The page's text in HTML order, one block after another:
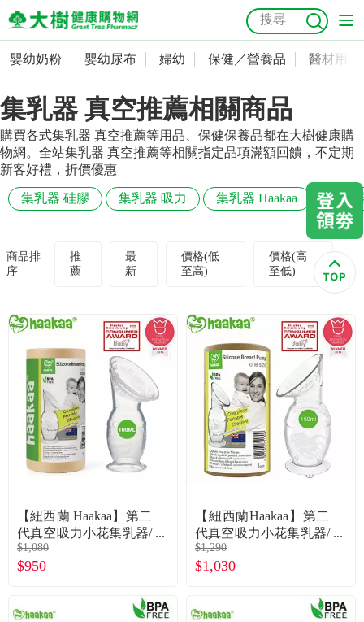
嬰幼奶粉
嬰幼尿布
婦幼
保健／營養品
美容／個人清潔
食品／健康食補
寵物
名人嚴選
優惠活動
關於我們
抗菌 尿布 大樹獨家 益生菌 魚油 幼兒米餅
奶瓶奶嘴
會員資料及密碼修改
常用收件人清單
訂單查詢
收藏清單
優惠券領取
優惠券查詢
登入
嬰幼奶粉 嬰幼尿布 婦幼 保健／營養品 醫材用品
集乳器 真空推薦相關商品
購買各式集乳器 真空推薦等用品、保健保養品都在大樹健康購
物網。全站集乳器 真空推薦等相關指定品項滿額回饋，不定期
新客好禮，折價優惠
集乳器 硅膠 集乳器 吸力 集乳器 Haakaa 集乳
商品排
序
推
薦
最
新
價格(低
至高)
價格(高
至低)
【紐西蘭 Haakaa】第二
代真空吸力小花集乳器/
瓶 100ML 公司貨
$1,080
$950
【紐西蘭Haakaa】第二
代真空吸力小花集乳器/
瓶 150ML(公司貨)
$1,290
$1,030